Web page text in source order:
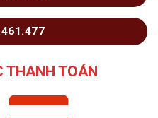
THANH TOÁN